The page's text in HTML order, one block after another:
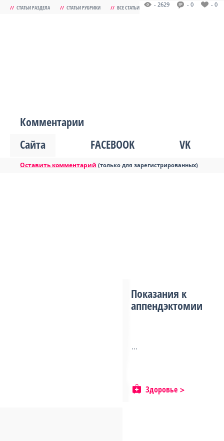
// СТАТЬИ РАЗДЕЛА // СТАТЬИ РУБРИКИ // ВСЕ СТАТЬИ - 2629 - 0 - 0
Комментарии
Сайта
FACEBOOK VK
Оставить комментарий (только для зарегистрированных)
Показания к
аппендэктомии
...
Здоровье